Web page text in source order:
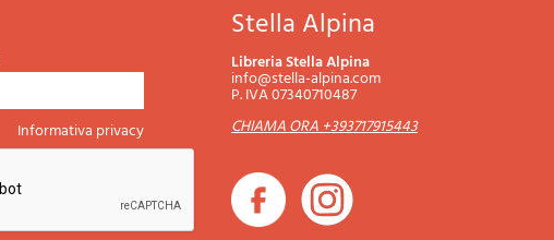
Informativa privacy
Stella Alpina
Libreria Stella Alpina
info@stella-alpina.com
P. IVA 07340710487
CHIAMA ORA +393717915443